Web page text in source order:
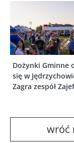
Dożynki Gminne
się w
Zagra zespół
wróć